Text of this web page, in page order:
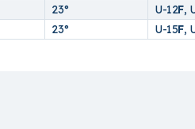
23° U-12F,
23° U-15F,